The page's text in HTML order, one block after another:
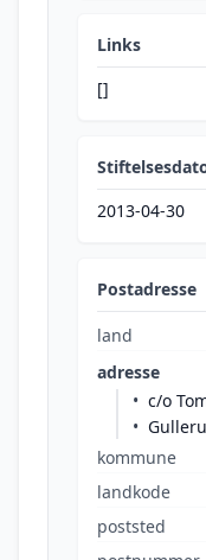
Links
[]
2013-04-30
Postadresse
land
adresse
c/o
kommune
landkode
poststed